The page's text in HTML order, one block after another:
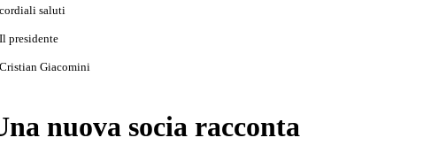
cordiali saluti
Il presidente
Cristian Giacomini
nuova socia racconta